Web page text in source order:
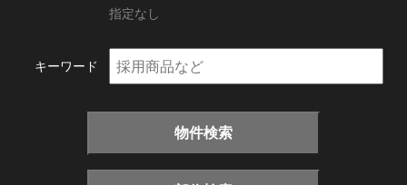
指定なし
キーワード
物件検索